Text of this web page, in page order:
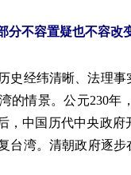
分不容置疑也不容改
经纬清晰、法理事
的情景。公元230
，中国历代中央政
台湾。清朝政府逐